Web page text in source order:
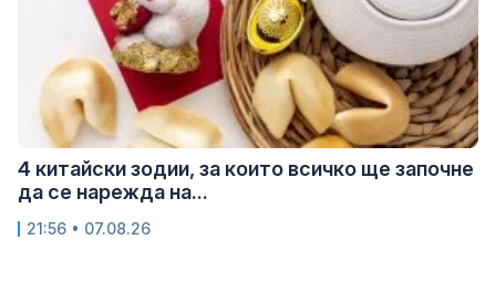
4 китайски зодии, за които всичко ще започне
да се нарежда на...
21:56 • 07.08.26